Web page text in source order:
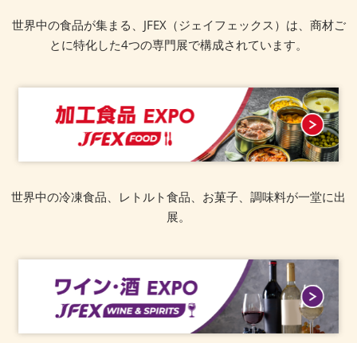
世界中の食品が集まる、JFEX（ジェイフェックス）は、商材ご
とに特化した4つの専門展で構成されています。
世界中の冷凍食品、レトルト食品、お菓子、調味料が一堂に出
展。